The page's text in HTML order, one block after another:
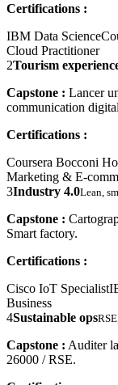
Certifications :
IBM Data Science
Cloud Practitioner
2Tourism
Capstone : Lancer
communication
Certifications :
Coursera Bocconi
Marketing & E-
3Industry 4.0Lean,
Capstone :
Smart factory.
Certifications :
Cisco IoT Specialist
Business
4Sustainable ops
Capstone : Auditer
26000 / RSE.